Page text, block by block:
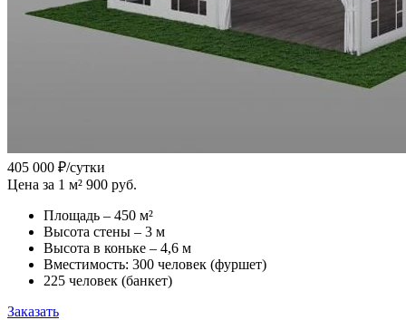
405 000 ₽/сутки
Цена за 1 м² 900 руб.
Площадь – 450 м²
Высота стены – 3 м
Высота в коньке – 4,6 м
Вместимость: 300 человек (фуршет)
225 человек (банкет)
Заказать